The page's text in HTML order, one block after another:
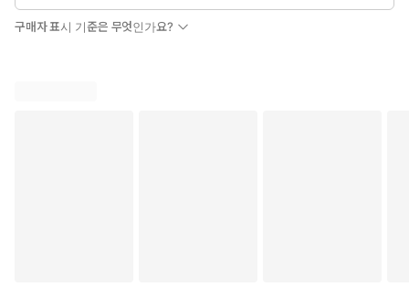
구매자 표시 기준은 무엇인가요?